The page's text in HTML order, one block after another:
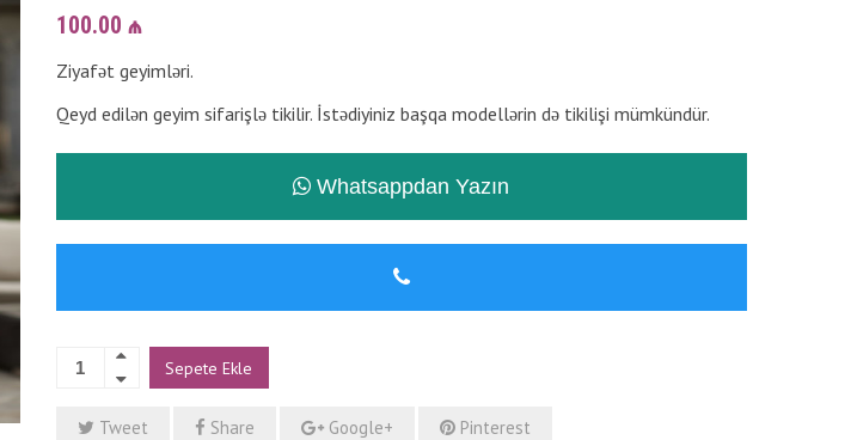
100.00 ₼
Ziyafət geyimləri.
Qeyd edilən geyim sifarişlə tikilir. İstədiyiniz başqa modellərin də tikilişi mümkündür.
Whatsappdan Yazın
Sepete Ekle
Tweet Share Google+ Pinterest